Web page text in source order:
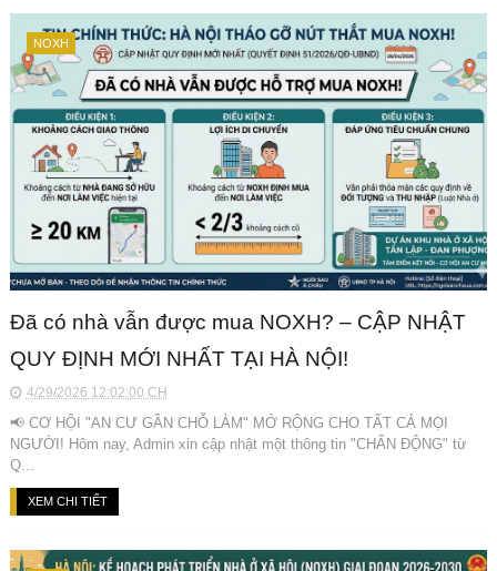
NOXH
Đã có nhà vẫn được mua NOXH? – CẬP NHẬT
QUY ĐỊNH MỚI NHẤT TẠI HÀ NỘI!
4/29/2026 12:02:00 CH
📢 CƠ HỘI "AN CƯ GẦN CHỖ LÀM" MỞ RỘNG CHO TẤT CẢ MỌI
NGƯỜI! Hôm nay, Admin xin cập nhật một thông tin "CHẤN ĐỘNG" từ
Q...
XEM CHI TIẾT